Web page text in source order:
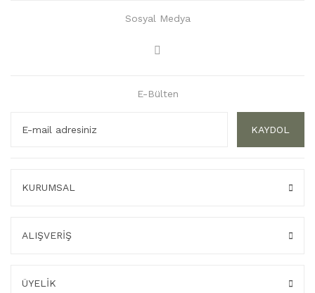
Sosyal Medya
E-Bülten
KAYDOL
KURUMSAL
ALIŞVERİŞ
ÜYELİK